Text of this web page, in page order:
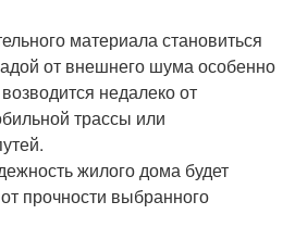
материала становиться
от внешнего шума особенно
недалеко от
трассы или
жилого дома будет
прочности выбранного